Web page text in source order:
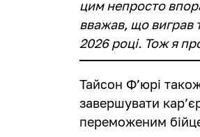
цим непросто
вважав, що виграв
2026 році. Тож я
Тайсон Ф’юрі
завершувати
переможеним